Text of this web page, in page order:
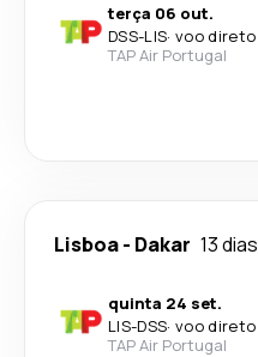
terça 06 out.
DSS-LIS· voo direto
TAP Air Portugal
Lisboa- Dakar 13 dias
quinta 24 set.
LIS-DSS· voo direto
TAP Air Portugal